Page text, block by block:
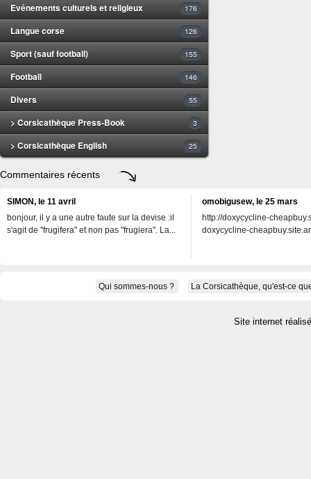
Evénements culturels et religieux 176
Langue corse 126
Sport (sauf football) 155
Football 146
Divers 55
> Corsicathèque Press-Book 3
> Corsicathèque English 25
Commentaires récents
SIMON, le 11 avril
bonjour, il y a une autre faute sur la devise :il
s'agit de "frugifera" et non pas "frugiera". La...
omobigusew, le 25 mars
http://doxycycline-
doxycycline-
Qui sommes-nous ? La Corsicathèque, qu'est-ce
Site internet